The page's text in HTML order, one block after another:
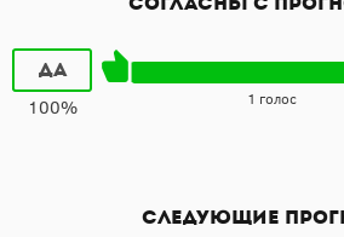
Да
100%
1 голос
Следующие